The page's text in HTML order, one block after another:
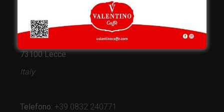
Viale Croazia 8 (Z.I.)
73100 Lecce
Italy
Telefono: +39 0832 240771